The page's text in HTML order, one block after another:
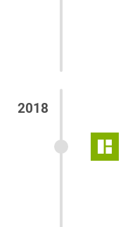
2018